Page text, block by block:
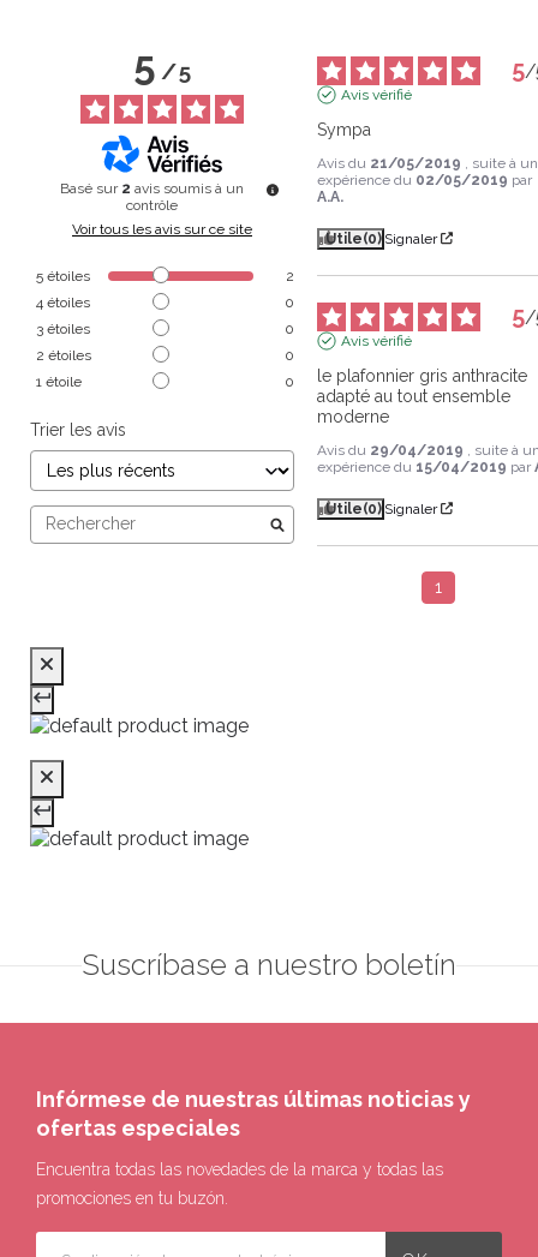
5/5
Basé sur 2 avis soumis à un
contrôle
Voir tous les avis sur ce site
5 étoiles
2
4 étoiles
0
3 étoiles
0
2 étoiles
0
1 étoile 0
Trier les avis
5/
Avis vérifié
Sympa
Avis du 21/05/2019 , suite à
expérience du 02/05/2019 par
A.A.
Utile(0) Signaler
5/
Avis vérifié
le plafonnier gris anthracite
adapté au tout ensemble
moderne
Avis du 29/04/2019 , suite à
expérience du 15/04/2019 par
Utile(0) Signaler
1
Suscríbase a nuestro boletín
Infórmese de nuestras últimas noticias y
ofertas especiales
Encuentra todas las novedades de la marca y todas las
promociones en tu buzón.